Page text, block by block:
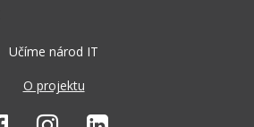
Učíme národ IT
O projektu